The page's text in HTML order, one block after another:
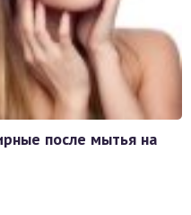
после мытья на